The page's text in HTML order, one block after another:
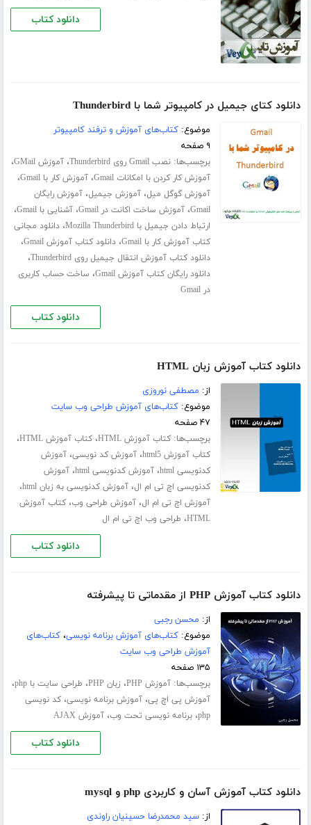
دانلود کتاب
دانلود کتای جیمیل در کامپیوتر شما با Thunderbird
موضوع:کتاب‌های آموزش و ترفند کامپیوتر
۹ صفحه
برچسب‌ها:نصب Gmail روی Thunderbird ،آموزش GMail ،
آموزش کار کردن با امکانات Gmail ،آموزش کار با Gmail ،
آموزش گوگل میل،آموزش جیمیل،آموزش رایگان
Gmail،آموزش ساخت اکانت در Gmail ،آشنایی با Gmail ،
ارتباط دادن جیمیل با Mozilla Thunderbird ،دانلود مجانی
کتاب آموزش کار با Gmail
،دانلود کتاب آموزش Gmail ،
دانلود کتاب آموزش انتقال جیمیل روی Thunderbird ،
دانلود رایگان کتاب آموزش Gmail ، ساخت حساب کاربری
در Gmail
دانلود کتاب
دانلود کتاب آموزش زبان HTML
از: مصطفی نوروزی
موضوع:کتاب‌های آموزش طراحی وب سایت
۴۷ صفحه
برچسب‌ها:کتاب آموزش HTML ،کتاب آموزش HTML ،
کتاب آموزش html5 ،آموزش کد نویسی،آموزش
کدنویسی html
،آموزش کدنویسی html ،آموزش
کدنویسی اچ تی ام ال،آموزش کدنویسی به زبان html ،
آموزش اچ تی ام ال،آموزش طراحی وب،کتاب آموزش
HTML، طراحی وب اچ تی ام ال
دانلود کتاب
دانلود کتاب آموزش PHP از مقدماتی تا پیشرفته
از: محسن رجبی
موضوع:کتاب‌های آموزش برنامه نویسی،کتاب‌های
آموزش طراحی وب سایت
۱۳۵ صفحه
برچسب‌ها:آموزش PHP ، زبان PHP ، طراحی سایت با php ،
آموزش پی اچ پی،آموزش برنامه نویسی،کد نویسی
php،برنامه نویسی تحت وب،آموزش AJAX
دانلود کتاب
دانلود کتاب آموزش آسان و کاربردی php و mysql
از:سید محمدرضا حسینیان راوندی